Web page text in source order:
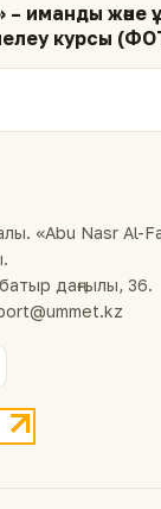
– иманды және
курсы
«Abu Nasr Al-
даңғылы, 36.